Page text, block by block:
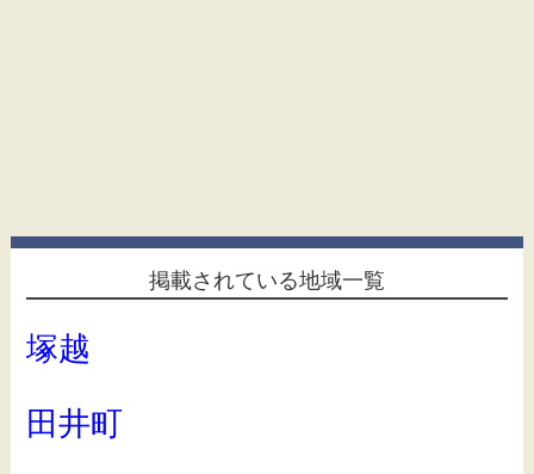
掲載されている地域一覧
塚越
田井町